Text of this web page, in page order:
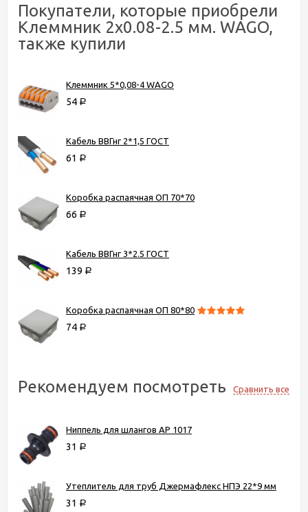
Покупатели, которые приобрели
Клеммник 2х0.08-2.5 мм. WAGO,
также купили
Клеммник 5*0,08-4 WAGO
54 Р
Кабель ВВГнг 2*1,5 ГОСТ
61 Р
Коробка распаячная ОП 70*70
66 Р
Кабель ВВГнг 3*2.5 ГОСТ
139 Р
Коробка распаячная ОП 80*80
74 Р
Рекомендуем посмотреть Сравнить все
Ниппель для шлангов AP 1017
31 Р
Утеплитель для труб Джермафлекс НПЭ 22*9 мм
31 Р